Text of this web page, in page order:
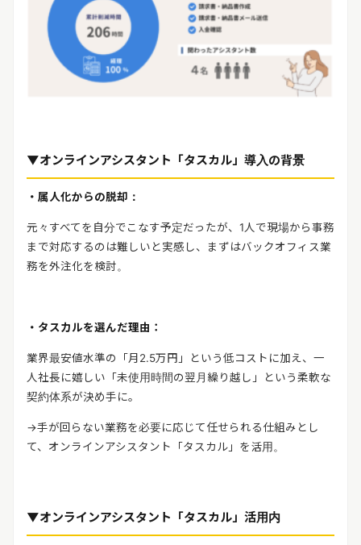
▼オンラインアシスタント「タスカル」導入の背景
・属人化からの脱却：
元々すべてを自分でこなす予定だったが、 1人で現場から事務
まで対応するのは難しいと実感し、まずはバックオフィス業
務を外注化を検討。
・タスカルを選んだ理由：
業界最安値水準の「月 2.5万円」という低コストに加え、一
人社長に嬉しい「未使用時間の翌月繰り越し」という柔軟な
契約体系が決め手に。
→手が回らない業務を必要に応じて任せられる仕組みとし
て、オンラインアシスタント「タスカル」を活用。
▼オンラインアシスタント「タスカル」活用内